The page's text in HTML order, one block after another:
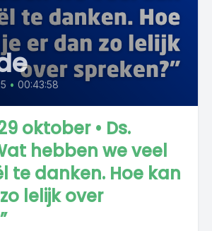
• 00:43:58
oktober • Ds.
hebben we veel
te danken. Hoe kan
lelijk over